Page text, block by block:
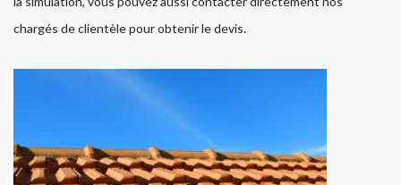
chargés de clientèle pour obtenir le devis.